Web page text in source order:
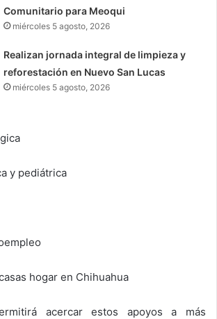
Comunitario para Meoqui
miércoles 5 agosto, 2026
Realizan jornada integral de limpieza y
reforestación en Nuevo San Lucas
miércoles 5 agosto, 2026
y pediátrica
hogar en Chihuahua
acercar estos apoyos a más